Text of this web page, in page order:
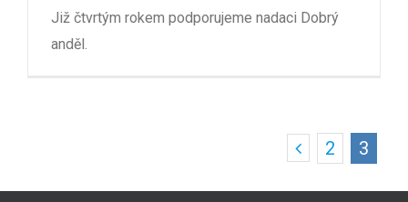
Již čtvrtým rokem podporujeme nadaci Dobrý
anděl.
2 3